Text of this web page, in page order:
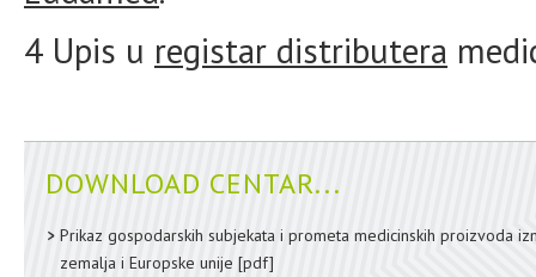
4 Upis u registar distributera
DOWNLOAD CENTAR...
Prikaz gospodarskih subjekata i prometa medicinskih proizvoda
zemalja i Europske unije [pdf]